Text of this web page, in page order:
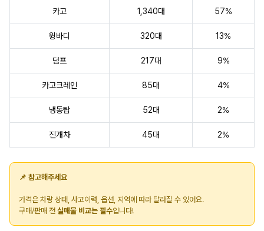
카고 1,340대 57%
윙바디 320대 13%
덤프 217대 9%
카고크레인 85대 4%
냉동탑 52대 2%
진개차 45대 2%
📌 참고해주세요
가격은 차량 상태, 사고이력, 옵션, 지역에 따라 달라질 수 있어요.
구매/판매 전 실매물 비교는 필수입니다!